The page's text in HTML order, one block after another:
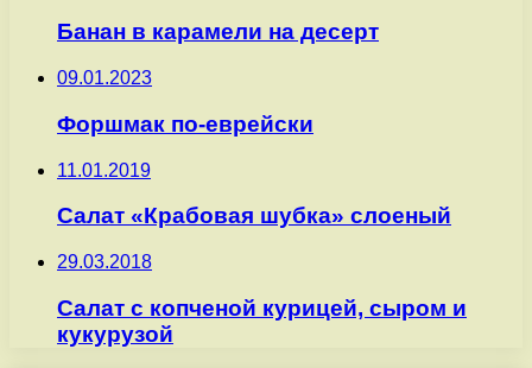
Банан в карамели на десерт
09.01.2023
Форшмак по-еврейски
11.01.2019
Салат «Крабовая шубка» слоеный
29.03.2018
Салат с копченой курицей, сыром и
кукурузой